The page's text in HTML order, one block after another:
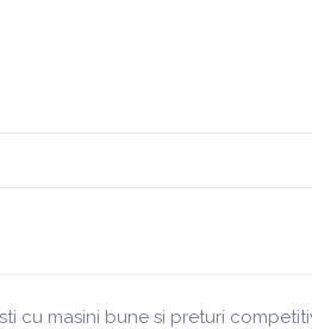
cu masini bune si preturi